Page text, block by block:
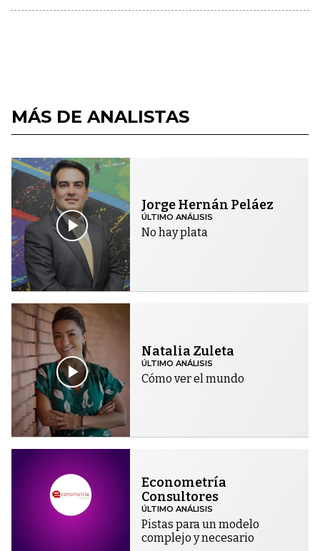
MÁS DE ANALISTAS
Jorge Hernán Peláez
ÚLTIMO ANÁLISIS
No hay plata
Natalia Zuleta
ÚLTIMO ANÁLISIS
Cómo ver el mundo
Econometría
Consultores
ÚLTIMO ANÁLISIS
Pistas para un modelo
complejo y necesario